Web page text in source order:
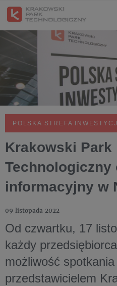
POLSKA STREFA INWESTYCJI
Krakowski Park
Technologiczny
informacyjny w
09 listopada 2022
Od czwartku, 17
każdy
możliwość
przedstawicielem